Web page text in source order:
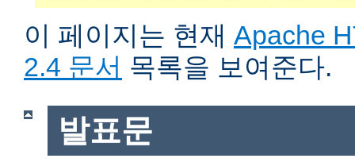
이 페이지는 현재 Apache
2.4 문서 목록을 보여준다.
발표문